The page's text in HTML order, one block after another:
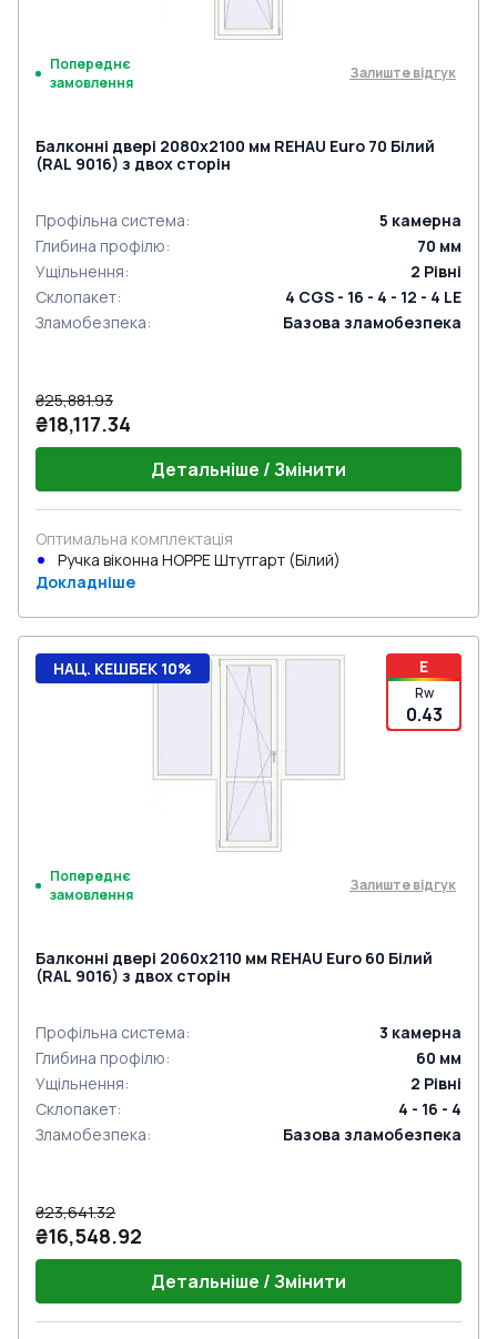
Попереднє
замовлення
Залиште відгук
Балконні двері 2080x2100 мм REHAU Euro 70 Білий
(RAL 9016) з двох сторін
Профільна система: 5 камерна
Глибина профілю: 70 мм
Ущільнення: 2 Рівні
Склопакет:
4 CGS - 16 - 4 - 12 - 4 LE
Зламобезпека: Базова зламобезпека
₴25,881.93
₴18,117.34
Детальніше / Змінити
Оптимальна комплектація
Ручка віконна HOPPE Штутгарт (Білий)
Докладніше
E
Rw
0.43
НАЦ. КЕШБЕК 10%
Попереднє
замовлення
Залиште відгук
Балконні двері 2060x2110 мм REHAU Euro 60 Білий
(RAL 9016) з двох сторін
Профільна система: 3 камерна
Глибина профілю: 60 мм
Ущільнення: 2 Рівні
Склопакет:
4 - 16 - 4
Зламобезпека: Базова зламобезпека
₴23,641.32
₴16,548.92
Детальніше / Змінити